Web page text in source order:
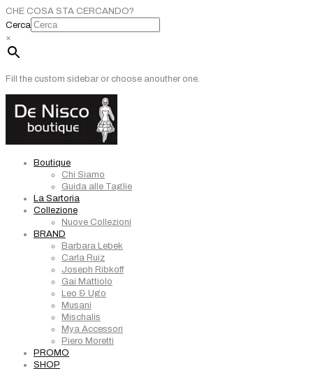
CHE COSA STA CERCANDO?
Cerca
×
Fill the custom sidebar or choose anouther one.
Boutique
Chi Siamo
Guida alle Taglie
La Sartoria
Collezione
Nuove Collezioni
BRAND
Barbara Lebek
Carla Ruiz
Joseph Ribkoff
Gai Mattiolo
Leo & Ugo
Musani
Mischalis
Mya Accessori
Piero Moretti
PROMO
SHOP